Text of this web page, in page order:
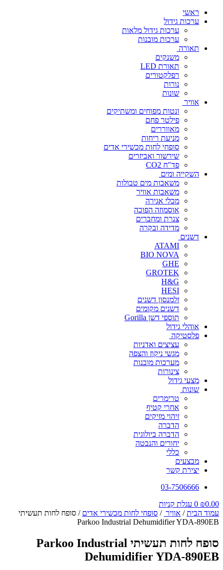
ראשי
ערכות גידול
ערכות גידול מלאות
ערכות מובנות
תאורה
משנקים
תאורת LED
רפלקטורים
נורות
שונות
אוויר
ונטות מפוחים ומשתיקים
פילטר פחם
מאווררים
מניעת ריחות
סופחי לחות מכשירי אדים
שירשור ואביזרים
פד"ח CO2
השקייה ומים
משאבות מים טבולות
משאבות אוויר
מכלי אגירה
אוסמוזה הפוכה
צנרת ומחברים
מדידה ובקרה
דשנים
ATAMI
BIO NOVA
GHE
GROTEK
H&G
HESI
זלמנסון דשנים
דשנים מקומים
תוספי דשן Gorilla
אוהלי גידול
פלסטיקה
עציצים ואדניות
מגשי ניקוז והצפה
מערכות מובנות
צינורות
מצעי גידול
שונות
טרימרים
אחרי קטיף
זיהוי מזיקים
הדברה
הדברה ביולוגית
יחורים והנבטה
כללי
מבצעים
יצירת קשר
03-7506666
₪0.00
0 עגלת קניות
עמוד הבית/ אוויר / סופחי לחות מכשירי אדים / סופח לחות תעשיתי
Parkoo Industrial Dehumidifier YDA-890EB
סופח לחות תעשיתי Parkoo Industrial
Dehumidifier YDA-890EB